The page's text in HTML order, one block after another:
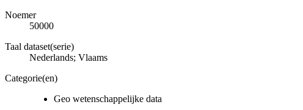
Noemer
50000
Taal dataset(serie)
Nederlands; Vlaams
Categorie(en)
Geo wetenschappelijke data